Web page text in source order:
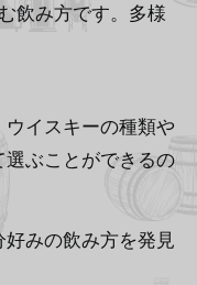
飲み方です。多様
イスキーの種類や
ぶことができるの
みの飲み方を発見